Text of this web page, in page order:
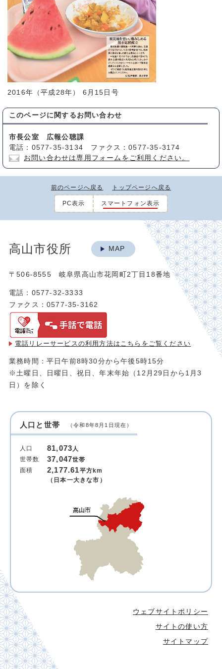
2016年（平成28年） 6月15日号
このページに関する お問い合わせ
市長公室 広報公聴課
電話：0577-35-3134 ファクス：0577-35-3174
お問い合わせは専用フォームをご利用ください。
前のページへ戻る トップページへ戻る
PC表示 スマートフォン表示
高山市役所 MAP
〒506-8555 岐阜県高山市花岡町2丁目18番地
電話：0577-32-3333
ファクス：0577-35-3162
電話リレーサービスの利用方法は こちらをご覧ください
業務時間：平日午前8時30分から午後5時15分
※土曜日、日曜日、祝日、年末年始（12月29日から1月3
日）を除く
人口と世帯 （令和8年8月1日現在）
人口 81,073人
世帯数
37,047世帯
面積
2,177.61平方km
（日本一大きな市）
ウェブサイトポリシー
サイトの使い方
サイトマップ